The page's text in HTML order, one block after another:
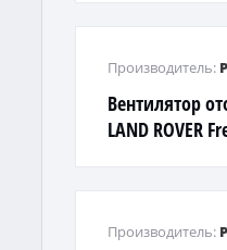
Вентилятор
LAND ROVER
Производитель:
Производитель: